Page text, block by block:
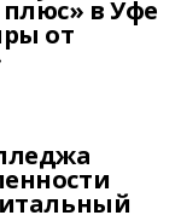
в Уфе
от